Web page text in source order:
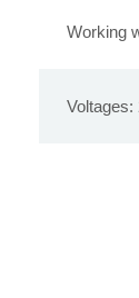
Working
Voltages: